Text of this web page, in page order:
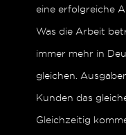
eine erfolgreiche
Was die Arbeit
immer mehr in
gleichen.
Kunden das
Gleichzeitig